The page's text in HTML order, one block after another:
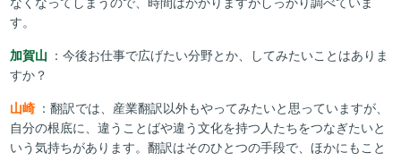
す。
加賀山 ：今後お仕事で広げたい分野とか、してみたいことはありま
すか？
山崎 ：翻訳では、産業翻訳以外もやってみたいと思っていますが、
自分の根底に、違うことばや違う文化を持つ人たちをつなぎたいと
いう気持ちがあります。翻訳はそのひとつの手段で、ほかにもこと